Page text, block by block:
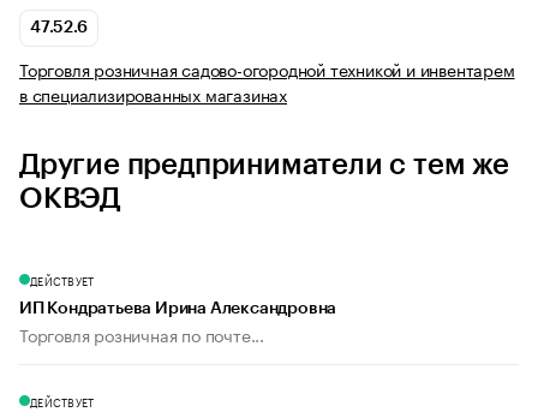
47.52.6
Торговля розничная садово-огородной техникой и инвентарем
в специализированных магазинах
Другие предприниматели с тем же
ОКВЭД
ДЕЙСТВУЕТ
ИП Кондратьева Ирина Александровна
Торговля розничная по почте...
ДЕЙСТВУЕТ